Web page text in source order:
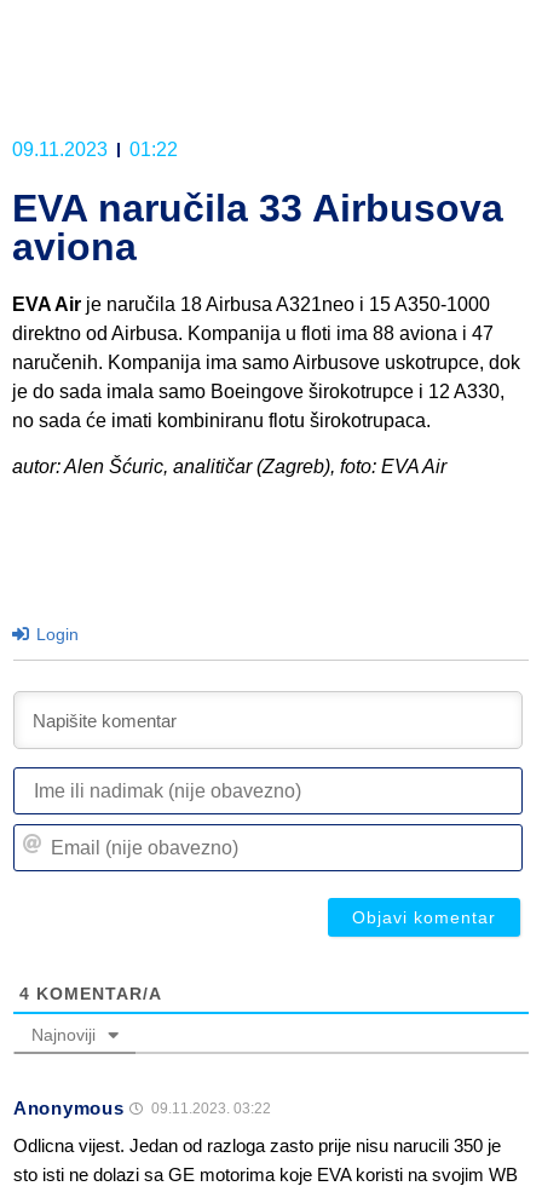
09.11.2023 01:22
EVA naručila 33 Airbusova
aviona
EVA Air je naručila 18 Airbusa A321neo i 15 A350-1000
direktno od Airbusa. Kompanija u floti ima 88 aviona i 47
naručenih. Kompanija ima samo Airbusove uskotrupce, dok
je do sada imala samo Boeingove širokotrupce i 12 A330,
no sada će imati kombiniranu flotu širokotrupaca.
autor: Alen Šćuric, analitičar (Zagreb), foto: EVA Air
Login
4 KOMENTAR/A
Najnoviji
Anonymous 09.11.2023. 03:22
Odlicna vijest. Jedan od razloga zasto prije nisu narucili 350 je
sto isti ne dolazi sa GE motorima koje EVA koristi na svojim WB